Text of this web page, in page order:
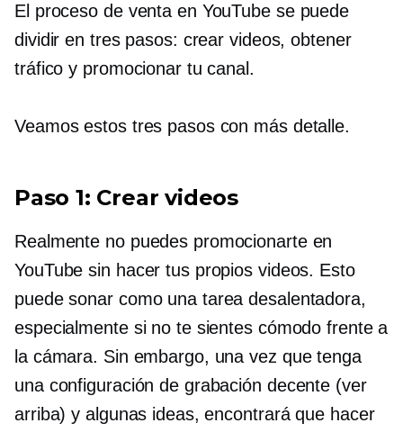
El proceso de venta en YouTube se puede
dividir en tres pasos: crear videos, obtener
tráfico y promocionar tu canal.
Veamos estos tres pasos con más detalle.
Paso 1: Crear videos
Realmente no puedes promocionarte en
YouTube sin hacer tus propios videos. Esto
puede sonar como una tarea desalentadora,
especialmente si no te sientes cómodo frente a
la cámara. Sin embargo, una vez que tenga
una configuración de grabación decente (ver
arriba) y algunas ideas, encontrará que hacer